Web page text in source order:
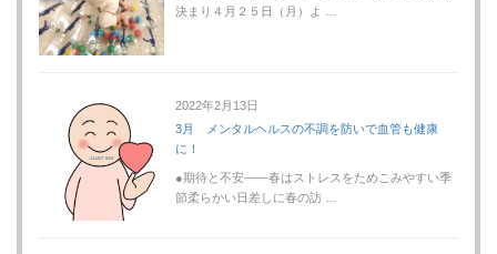
決まり４月２５日（月）よ …
2022年2月13日
3月 メンタルヘルスの不調を防いで血管も健康
に！
●期待と不安――春はストレスをためこみやすい季
節柔らかい日差しに春の訪 …